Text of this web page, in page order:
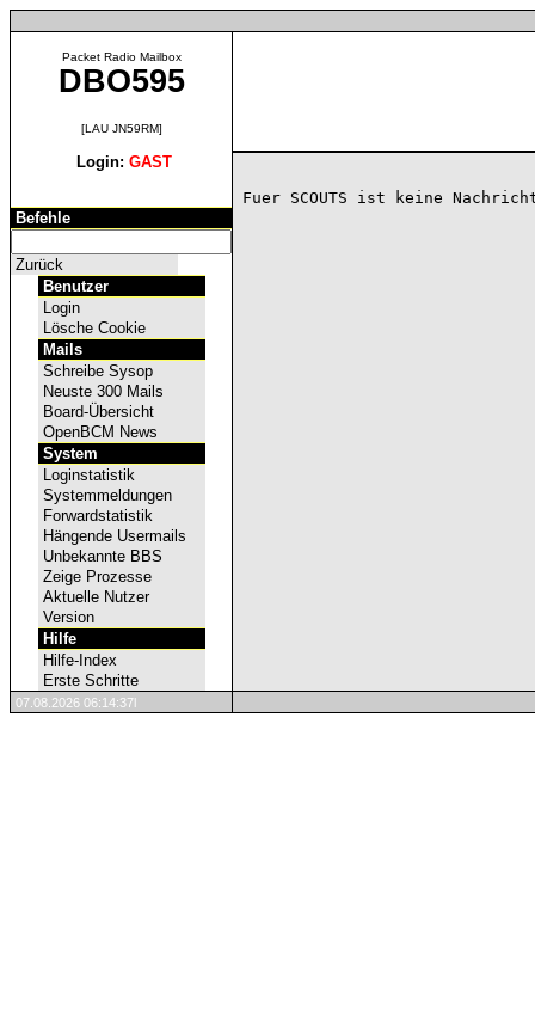
Packet Radio Mailbox
DBO595
[LAU JN59RM]
Login: GAST
Befehle
Zurück
Benutzer
Login
Lösche Cookie
Mails
Schreibe Sysop
Neuste 300 Mails
Board-Übersicht
OpenBCM News
System
Loginstatistik
Systemmeldungen
Forwardstatistik
Hängende Usermails
Unbekannte BBS
Zeige Prozesse
Aktuelle Nutzer
Version
Hilfe
Hilfe-Index
Erste Schritte
07.08.2026 06:14:37l